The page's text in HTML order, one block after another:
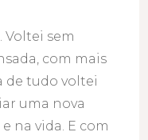
Voltei sem
com mais
de tudo voltei
uma nova
na vida. E com